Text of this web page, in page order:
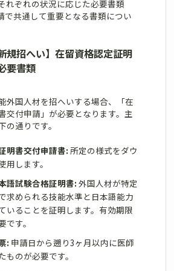
れぞれの状況に応じた必要書類
で共通して重要となる書類につい
規招へい】在留資格認定証明
要書類
外国人材を招へいする場合、「在
交付申請」が必要となります。主
の通りです。
明書交付申請書: 所定の様式をダウ
用します。
語試験合格証明書:外国人材が特定
求められる技能水準と日本語能力
いることを証明します。有効期限
です。
: 申請日から遡り3ヶ月以内に医師
ものが必要です。